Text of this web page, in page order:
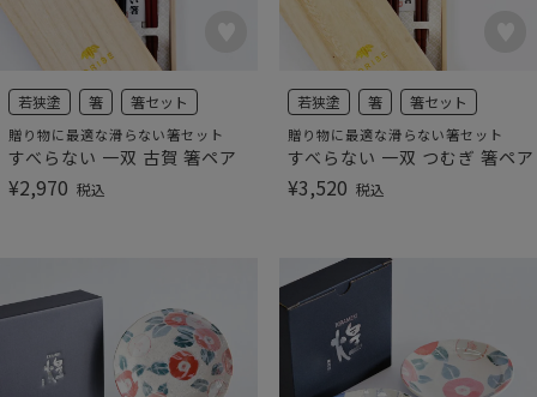
若狭塗 箸 箸セット
贈り物に最適な滑らない箸セット
すべらない 一双 古賀 箸ペア
¥2,970 税込
若狭塗 箸 箸セット
贈り物に最適な滑らない箸セット
すべらない 一双 つむぎ 箸ペア
¥3,520 税込